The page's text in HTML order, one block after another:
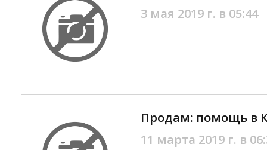
3 мая 2019 г. в 05:44
Продам: помощь в
11 марта 2019 г. в